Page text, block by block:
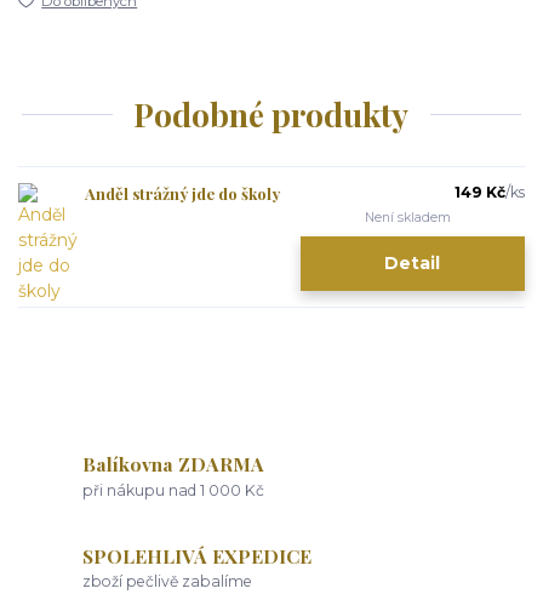
Podobné produkty
Anděl strážný jde do školy 149 Kč/ks
Není skladem
Detail
Balíkovna ZDARMA
při nákupu nad 1 000 Kč
SPOLEHLIVÁ EXPEDICE
zboží pečlivě zabalíme